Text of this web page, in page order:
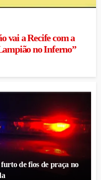
vai a Recife com a
no Inferno”
de fios de praça no